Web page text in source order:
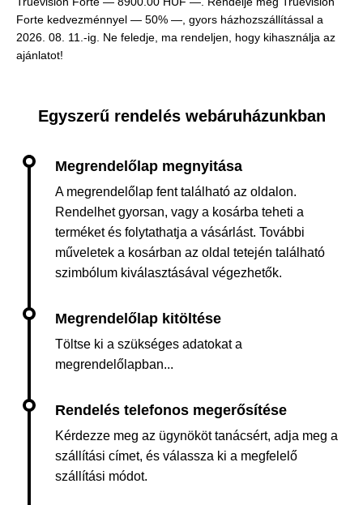
Forte kedvezménnyel — 50% —, gyors házhozszállítással a
2026. 08. 11.-ig. Ne feledje, ma rendeljen, hogy kihasználja az
ajánlatot!
Egyszerű rendelés webáruházunkban
A megrendelőlap fent található az oldalon.
Rendelhet gyorsan, vagy a kosárba teheti a
terméket és folytathatja a vásárlást. További
műveletek a kosárban az oldal tetején található
szimbólum kiválasztásával végezhetők.
Töltse ki a szükséges adatokat a
megrendelőlapban...
Kérdezze meg az ügynököt tanácsért, adja meg a
szállítási címet, és válassza ki a megfelelő
szállítási módot.